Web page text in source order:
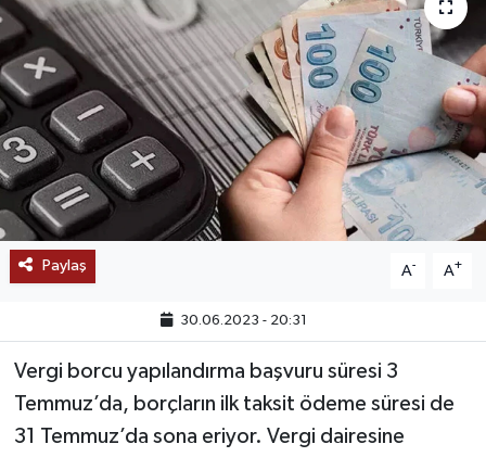
Paylaş A- A+
30.06.2023 - 20:31
Vergi borcu yapılandırma başvuru süresi 3
Temmuz’da, borçların ilk taksit ödeme süresi de
31 Temmuz’da sona eriyor. Vergi dairesine
MAGAZİN
SAĞLIK
EĞİTİM
BÖLGE
KEŞFET
DÜNYA
TREND
Haber Arşivi